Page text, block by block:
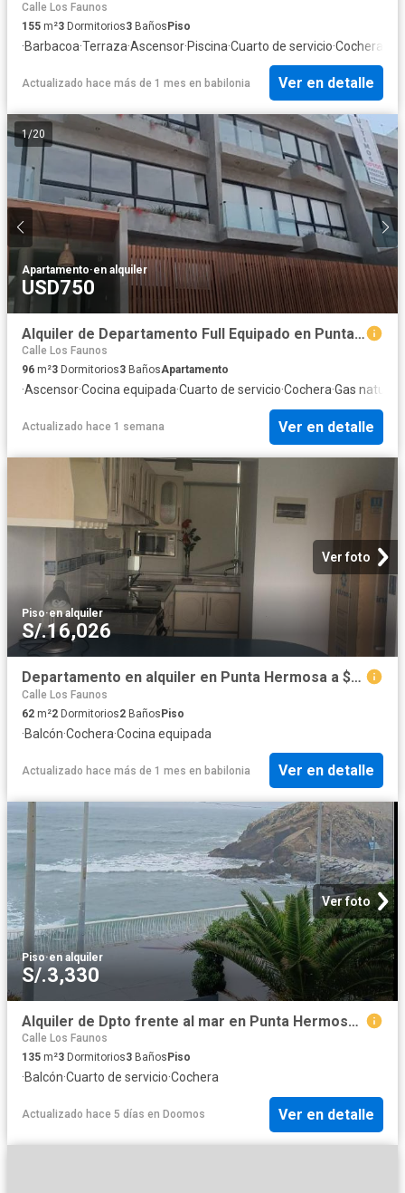
Calle Los Faunos
155 m²3 Dormitorios3 BañosPiso
·Barbacoa·Terraza·Ascensor·Piscina·Cuarto de servicio·Cochera
Actualizado hace más de 1 mes en babilonia Ver en detalle
1/20
Apartamento·en alquiler
USD750
Alquiler de Departamento Full Equipado en Punta Hermosa – A pasos del Malecón Sur
Calle Los Faunos
96 m²3 Dormitorios3 BañosApartamento
·Ascensor·Cocina equipada·Cuarto de servicio·Cochera·Gas natural
Actualizado hace 1 semana Ver en detalle
Ver foto
Piso·en alquiler
S/.16,026
Departamento en alquiler en Punta Hermosa a $4,500 al mes
Calle Los Faunos
62 m²2 Dormitorios2 BañosPiso
·Balcón·Cochera·Cocina equipada
Actualizado hace más de 1 mes en babilonia Ver en detalle
Ver foto
Piso·en alquiler
S/.3,330
Alquiler de Dpto frente al mar en Punta Hermosa por semana / mes /año
Calle Los Faunos
135 m²3 Dormitorios3 Baños Piso
·Balcón·Cuarto de servicio·Cochera
Actualizado hace 5 días en Doomos Ver en detalle